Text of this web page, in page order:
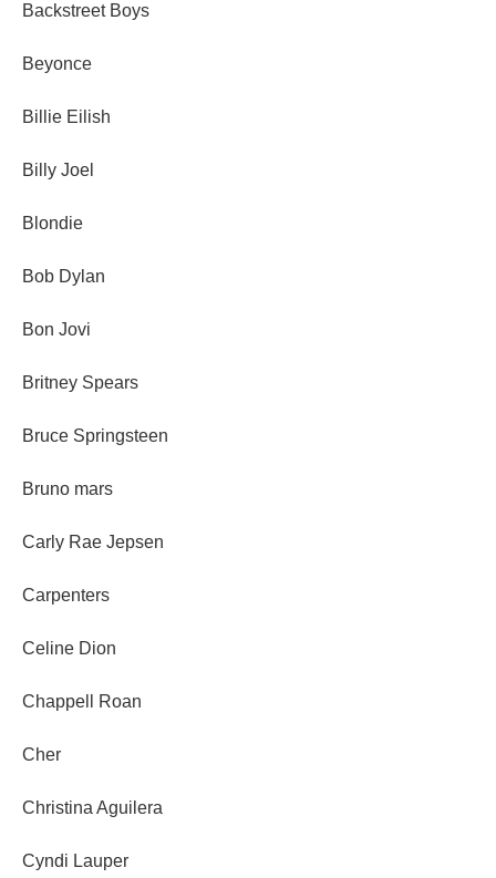
Backstreet Boys
Beyonce
Billie Eilish
Billy Joel
Blondie
Bob Dylan
Bon Jovi
Britney Spears
Bruce Springsteen
Bruno mars
Carly Rae Jepsen
Carpenters
Celine Dion
Chappell Roan
Cher
Christina Aguilera
Cyndi Lauper